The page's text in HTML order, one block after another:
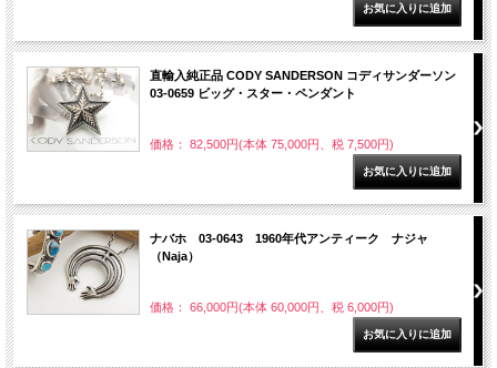
直輸入純正品 CODY SANDERSON コディサンダーソン
03-0659 ビッグ・スター・ペンダント
価格： 82,500円(本体 75,000円、税 7,500円)
ナバホ 03-0643 1960年代アンティーク ナジャ
（Naja）
価格： 66,000円(本体 60,000円、税 6,000円)